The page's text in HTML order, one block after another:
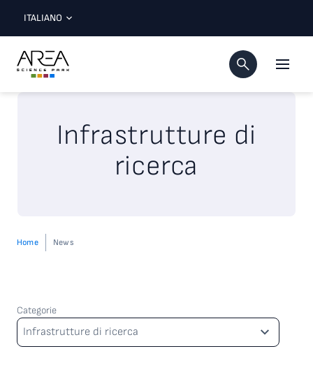
ITALIANO
Infrastrutture di
ricerca
Home News
Categorie
Categorie
Infrastrutture di ricerca